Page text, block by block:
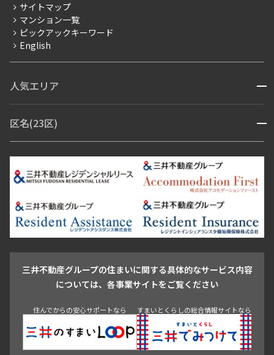
賃料改定
フリーレント
ペット可
ブランドマンション
サイトマップ
マンション一覧
ピックアックキーワード
English
人気エリア 開閉
青山・表参道・原宿
市ヶ谷・神楽坂・飯田橋
三田・芝・浜松町
芝浦・汐留・品川
月島・勝どき・豊洲
本郷・春日・小石川
目白・高田馬場・早稲田
池尻大橋・三軒茶屋
祐天寺・学芸大学・自由が丘
駒沢・用賀・二子玉川
成城・砧
池袋・板橋・王子
青山 渋谷 東京・大手町 新宿 品川
目黒・中目黒
区名(23区) 開閉
江東区 台東区 墨田区
中野区
豊島区
杉並区 板橋区 練馬区 荒川区
足立区
葛飾区
江戸川区
三井不動産グループの住まいに関する具体的なサービス内容
については、各事業サイトをご覧ください
住んでからの安心サポートなら すまいとくらしの総合情報サイトなら